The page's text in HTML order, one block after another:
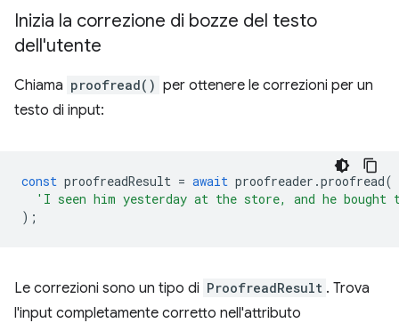
Inizia la correzione di bozze del testo
dell'utente
Chiama proofread() per ottenere le correzioni per un
testo di input:
const proofreadResult = await proofreader .proofread(
'I seen him yesterday at the store, and he
);
Le correzioni sono un tipo di ProofreadResult . Trova
l'input completamente corretto nell'attributo